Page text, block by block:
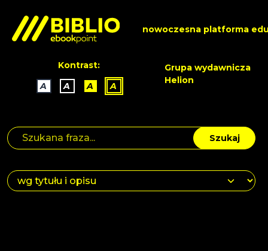
nowoczesna platforma
Kontrast:
A
A A A
Grupa wydawnicza
Helion
Szukaj